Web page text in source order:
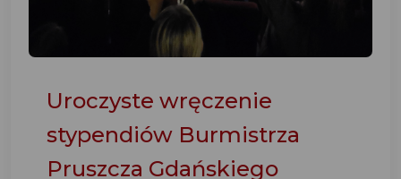
Uroczyste wręczenie
stypendiów Burmistrza
Pruszcza Gdańskiego